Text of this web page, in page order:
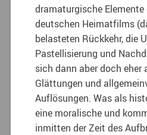
dramaturgische Elemente
deutschen Heimatfilms
belasteten Rückkehr, die
Pastellisierung und
sich dann aber doch eher
Glättungen und
Auflösungen. Was als
eine moralische und
inmitten der Zeit des